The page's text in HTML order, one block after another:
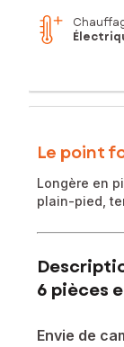
Le point
Longère en
plain-pied,
6 pièces
Envie de